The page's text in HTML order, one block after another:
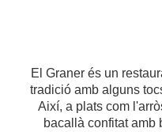
El Graner és un
tradició amb alguns
Així, a plats com
bacallà confitat amb